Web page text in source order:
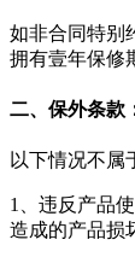
如非合同特别
拥有壹年保修
二、保外条款
以下情况不属
1、违反产品
造成的产品损